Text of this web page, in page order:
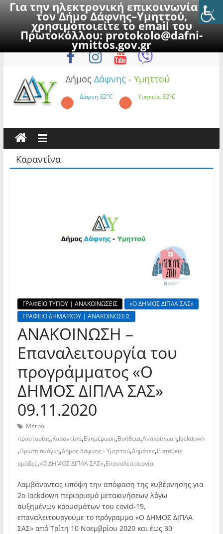
Για την ηλεκτρονική επικοινωνία με
τον Δήμο Δάφνης–Υμηττού,
χρησιμοποιείτε το email του
Πρωτοκόλλου:protokolo@dafni-
ymittos.gov.gr
to
Κυριακή, 9 Αυγούστου 2026
Δήμος Δάφνης - Υμηττού
Δάφνη32°C Υμηττός32°C
Καραντίνα
ΓΡΑΦΕΙΟ ΤΥΠΟΥ | ΑΝΑΚΟΙΝΩΣΕΙΣ
«Ο ΔΗΜΟΣ ΔΙΠΛΑ ΣΑΣ»
ΓΡΑΦΕΙΟ ΔΗΜΑΡΧΟΥ | ΑΝΑΚΟΙΝΩΣΕΙΣ
ΑΝΑΚΟΙΝΩΣΗ –
Επαναλειτουργία του
προγράμματος «Ο
ΔΗΜΟΣ ΔΙΠΛΑ ΣΑΣ»
09.11.2020
Μέτρα
προστασίας,Καραντίνα,Ενημέρωση,Βοήθεια,Ανακοίνωση,lockdown
,Πρώτη ανάγκη,Δήμος Δάφνης - Υμηττού,Δημότες,Ευπαθείς
ομάδες,«Ο ΔΗΜΟΣ ΔΙΠΛΑ ΣΑΣ»,Επαναλειτουργία
Λαμβάνοντας υπόψη την απόφαση της κυβέρνησης για
2ο lockdown περιορισμό μετακινήσεων λόγω
αυξημένων κρουσμάτων του covid-19,
επαναλειτουργούμε το πρόγραμμα «Ο ΔΗΜΟΣ ΔΙΠΛΑ
ΣΑΣ» από Τρίτη 10 Νοεμβρίου 2020 και έως 30